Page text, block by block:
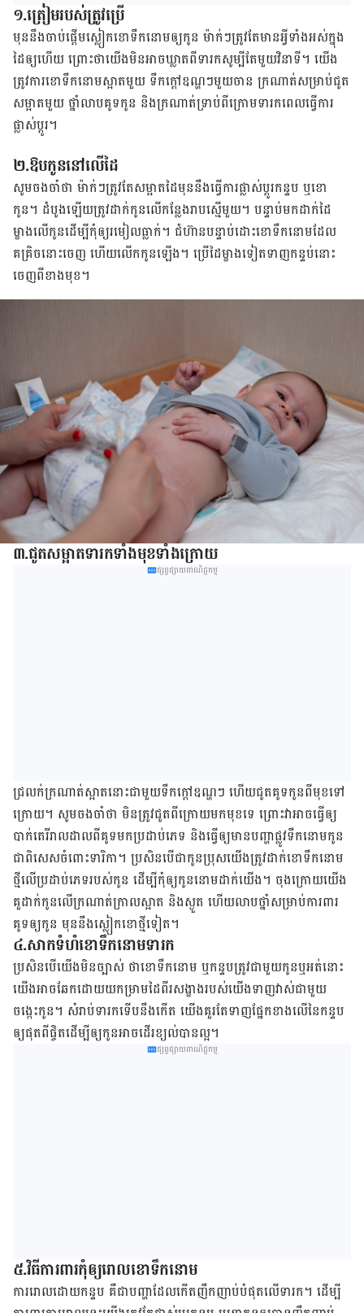
១.ត្រៀមរបស់​ត្រូវ​ប្រើ​
មុន​នឹង​ចាប់​ផ្តើមស្លៀក​ខោទឹក​នោម​ឲ្យ​កូន​ ម៉ាក់ៗ​​ត្រូវ​តែ​មាន​អ្វី​ទាំង​អស់​ក្នុង​
ដៃ​ឲ្យ​​ហើយ ព្រោះ​ថា​យើង​មិន​អាច​ឃ្លាត​ពី​ទារក​សូម្បី​តែ​មួយ​វិនាទី។ យើង​​
ត្រូវ​ការខោ​ទឹក​នោម​ស្អាត​មួយ ទឹក​ក្តៅ​ឧណ្ហៗមួ​យចាន​​​ ក្រណាត់​សម្រាប់​​ជូត​
សម្អាត​​មួយ ថ្នាំ​លាប​គូទ​កូន និងក្រណាត់​ទ្រាប់​​ពី​ក្រោម​ទារក​ពេល​ធ្វើ​ការ​
ផ្លាស់​ប្តូរ។
២.ឱប​កូន​នៅ​លើ​ដៃ
សូម​ចង​ចាំ​ថា​ ម៉ាក់ៗ​ត្រូវ​តែ​សម្អាត​​ដៃ​មុន​នឹង​ធ្វើ​ការ​ផ្លាស់​ប្តូរ​កន្ទប​ ឬខោ
កូន។ ដំបូង​ឡើយ​ត្រូវ​ដាក់​កូន​លើ​កន្លែង​រាប​ស្មើមួយ។ បន្ទាប់​មក​ដាក់​ដៃ​
ម្ខាង​លើ​កូន​ដើម្បី​កុំ​ឲ្យ​រមៀល​ធ្លាក់។ ជំហ៊ាន​បន្ទាប់​ដោះ​ខោ​ទឹក​នោម​​ដែល​
គគ្រិច​នោះ​ចេញ​ ហើយ​លើក​កូន​ឡើង។ ប្រើ​ដៃ​ម្ខាង​ទៀត​ទាញ​កន្ទប់​នោះ​
ចេញ​ពី​ខាង​មុខ។
៣.ជូត​សម្អាត​​ទារក​ទាំង​មុខ​ទាំង​ក្រោយ
ផ្សព្វផ្សាយពាណិជ្ជកម្ម
ជ្រលក់​ក្រណាត់​ស្អាត​នោះ​ជាមួយ​ទឹក​ក្តៅ​ឧណ្ហៗ ហើយជូតគូទ​កូន​​ពី​មុខ​ទៅ​
ក្រោយ។ សូម​ចងចាំ​ថា​ មិន​ត្រូវ​ជូត​ពី​ក្រោយ​មក​មុខ​ទេ ព្រោះ​វា​អាច​ធ្វើ​ឲ្យ​​
បាក់​តេរី​រាលដាលពីគូទ​មក​ប្រដាប់ភេទ​ និងធ្វើ​ឲ្យ​មាន​បញ្ហា​ផ្លូវ​ទឹក​នោម​កូន
ជា​ពិសេស​ចំពោះ​ទារិកា។ ប្រសិន​បើជាកូន​ប្រុស​យើង​​ត្រូវ​ដាក់​ខោទឹក​នោម​
ថ្មី​លើ​ប្រដាប់​ភេទ​របស់​កូន​​ ដើម្បី​កុំ​ឲ្យ​កូន​នោម​ដាក់យើង​។ ចុង​ក្រោយយើង​​
គួ​ដាក់​កូន​លើ​ក្រណាត់​ក្រាល​ស្អាត និង​​ស្ងួត​ ហើយ​លាប​ថ្នាំ​សម្រាប់​​​ការពារ​
គូទ​ឲ្យ​កូន​ មុន​នឹង​ស្លៀក​ខោ​ថ្មី​ទៀត​​។
៤.សាក​ទំហំ​ខោ​ទឹក​នោម​ទារក
ប្រសិន​បើយើង​​មិន​ច្បាស់ ថា​ខោ​ទឹក​នោម ឬ​កន្ទប​ត្រូវ​ជាមួយ​កូន​​ឬ​អត់​នោះ
យើង​​អាច​ឆែក​ដោយ​យក​ម្រាម​ដៃ​ពីរ​សង្ខាង​របស់​យើង​ទាញ​វាស់​ជាមួយ​
ចង្កេះ​កូន។ សំរាប់​ទារក​ទើប​នឹង​កើត យើង​​គួរ​តែ​ទាញ​ផ្នែក​ខាង​លើ​នៃ​កន្ទប​
ឲ្យ​​ផុត​ពី​ផ្ចិត​ដើម្បី​ឲ្យ​​កូន​អាច​ដើរ​ខ្យល់​បាន​ល្អ។
ផ្សព្វផ្សាយពាណិជ្ជកម្ម
៥.វិធី​ការ​ពារ​កុំឲ្យ​​​រោលខោទឹក​នោម
ការ​រោល​ដោយ​កន្ទប​ គឺ​ជា​បញ្ហា​ដែល​កើត​ញឹកញាប់​​បំផុត​លើ​​ទារក។ ដើម្បី​